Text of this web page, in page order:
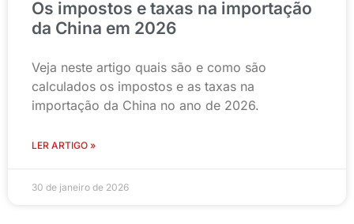
Os impostos e taxas na importação
da China em 2026
Veja neste artigo quais são e como são
calculados os impostos e as taxas na
importação da China no ano de 2026.
LER ARTIGO »
30 de janeiro de 2026